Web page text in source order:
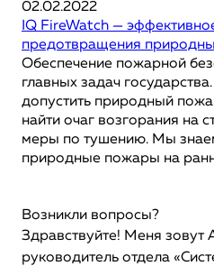
02.02.2022
IQ FireWatch —
предотвращения
Обеспечение пожарной
главных задач
допустить природный
найти очаг возгорания на
меры по тушению. Мы
природные пожары на
Возникли вопросы?
Здравствуйте! Меня зовут
руководитель отдела